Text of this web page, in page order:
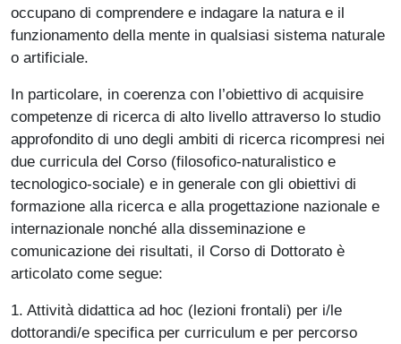
occupano di comprendere e indagare la natura e il
funzionamento della mente in qualsiasi sistema naturale
o artificiale.
In particolare, in coerenza con l’obiettivo di acquisire
competenze di ricerca di alto livello attraverso lo studio
approfondito di uno degli ambiti di ricerca ricompresi nei
due curricula del Corso (filosofico-naturalistico e
tecnologico-sociale) e in generale con gli obiettivi di
formazione alla ricerca e alla progettazione nazionale e
internazionale nonché alla disseminazione e
comunicazione dei risultati, il Corso di Dottorato è
articolato come segue:
1. Attività didattica ad hoc (lezioni frontali) per i/le
dottorandi/e specifica per curriculum e per percorso